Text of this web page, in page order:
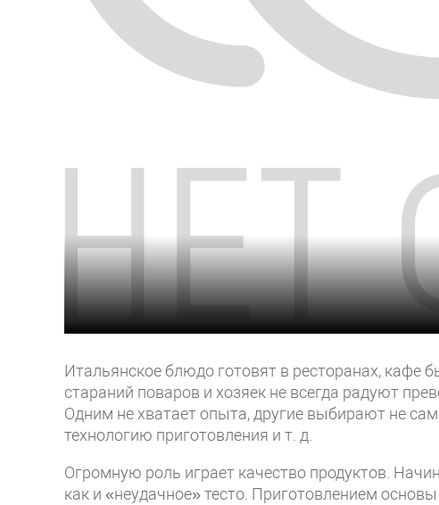
Итальянское блюдо готовят в ресторанах, кафе
стараний поваров и хозяек не всегда радуют
Одним не хватает опыта, другие выбирают не
технологию приготовления и т. д.
Огромную роль играет качество продуктов.
как и «неудачное» тесто. Приготовлением